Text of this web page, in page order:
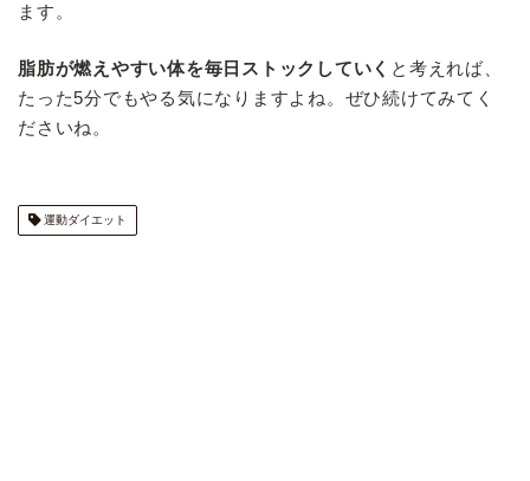
ます。
脂肪が燃えやすい体を毎日ストックしていく と考えれば、
たった5分でもやる気になりますよね。ぜひ続けてみてく
ださいね。
運動ダイエット